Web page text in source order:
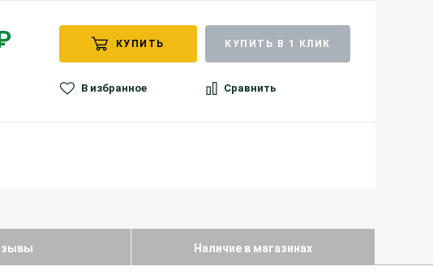
КУПИТЬ КУПИТЬ В 1 КЛИК
В избранное Сравнить
Наличие в магазинах